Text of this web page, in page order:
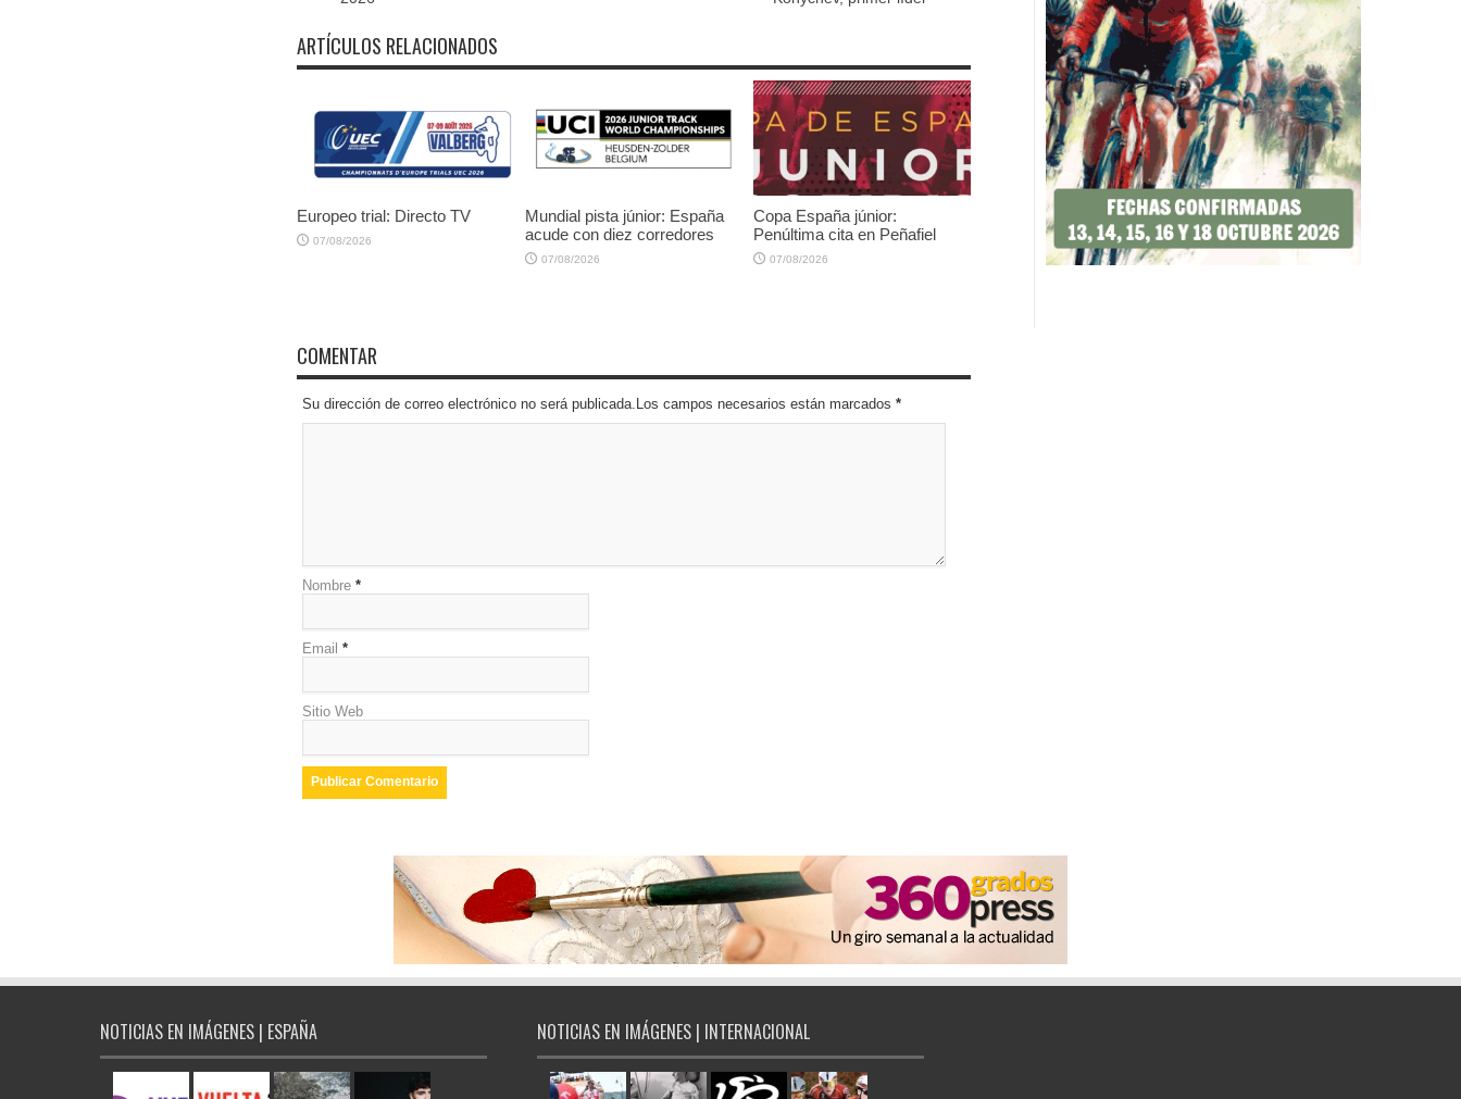
ARTÍCULOS RELACIONADOS
Europeo trial: Directo TV
07/08/2026
Mundial pista júnior: España
acude con diez corredores
07/08/2026
Copa España júnior:
Penúltima cita en Peñafiel
07/08/2026
COMENTAR
Su dirección de correo electrónico no será publicada.Los campos necesarios están marcados *
Nombre *
Email *
Sitio Web
NOTICIAS EN IMÁGENES | ESPAÑA NOTICIAS EN IMÁGENES | INTERNACIONAL